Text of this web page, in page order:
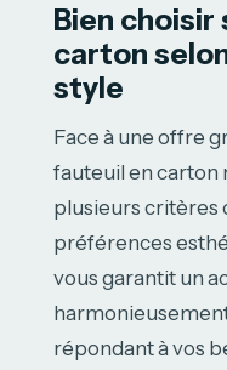
Bien choisir
carton
style
Face à une offre
fauteuil en carton
plusieurs critères
préférences
vous garantit un
répondant à vos